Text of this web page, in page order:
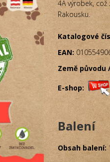
4A výrobek,
Rakousku.
Katalogové
EAN:
Země původu
E-shop:
Balení
Obsah balení: